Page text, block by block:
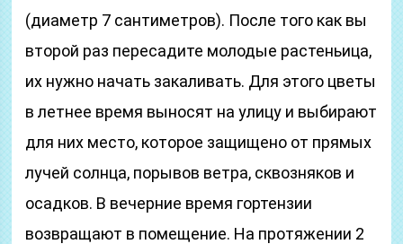
(диаметр 7 сантиметров). После того как вы
второй раз пересадите молодые растеньица,
их нужно начать закаливать. Для этого цветы
в летнее время выносят на улицу и выбирают
для них место, которое защищено от прямых
лучей солнца, порывов ветра, сквозняков и
осадков. В вечерние время гортензии
возвращают в помещение. На протяжении 2